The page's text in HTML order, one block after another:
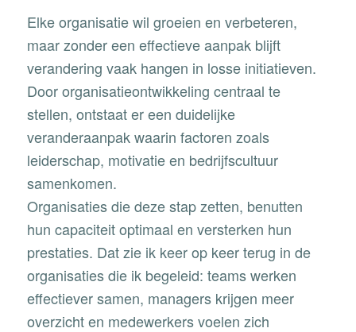
Elke organisatie wil groeien en verbeteren,
maar zonder een effectieve aanpak blijft
verandering vaak hangen in losse initiatieven.
Door organisatieontwikkeling centraal te
stellen, ontstaat er een duidelijke
veranderaanpak waarin factoren zoals
leiderschap, motivatie en bedrijfscultuur
samenkomen.
Organisaties die deze stap zetten, benutten
hun capaciteit optimaal en versterken hun
prestaties. Dat zie ik keer op keer terug in de
organisaties die ik begeleid: teams werken
effectiever samen, managers krijgen meer
overzicht en medewerkers voelen zich